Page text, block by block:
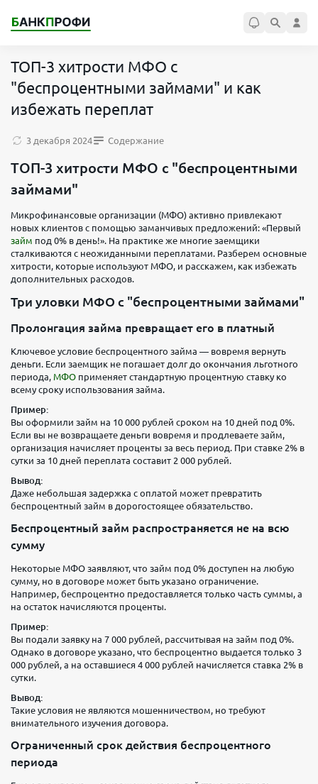
ТОП-3 хитрости МФО с
"беспроцентными займами" и как
избежать переплат
3 декабря 2024 Содержание
ТОП-3 хитрости МФО с "беспроцентными
займами"
Микрофинансовые организации (МФО) активно привлекают
новых клиентов с помощью заманчивых предложений: «Первый
займ под 0% в день!». На практике же многие заемщики
сталкиваются с неожиданными переплатами. Разберем основные
хитрости, которые используют МФО, и расскажем, как избежать
дополнительных расходов.
Три уловки МФО с "беспроцентными займами"
Пролонгация займа превращает его в платный
Ключевое условие беспроцентного займа — вовремя вернуть
деньги. Если заемщик не погашает долг до окончания льготного
периода, МФО применяет стандартную процентную ставку ко
всему сроку использования займа.
Пример:
Вы оформили займ на 10 000 рублей сроком на 10 дней под 0%.
Если вы не возвращаете деньги вовремя и продлеваете займ,
организация начисляет проценты за весь период. При ставке 2% в
сутки за 10 дней переплата составит 2 000 рублей.
Вывод:
Даже небольшая задержка с оплатой может превратить
беспроцентный займ в дорогостоящее обязательство.
Беспроцентный займ распространяется не на всю
сумму
Некоторые МФО заявляют, что займ под 0% доступен на любую
сумму, но в договоре может быть указано ограничение.
Например, беспроцентно предоставляется только часть суммы, а
на остаток начисляются проценты.
Пример:
Вы подали заявку на 7 000 рублей, рассчитывая на займ под 0%.
Однако в договоре указано, что беспроцентно выдается только 3
000 рублей, а на оставшиеся 4 000 рублей начисляется ставка 2% в
сутки.
Вывод:
Такие условия не являются мошенничеством, но требуют
внимательного изучения договора.
Ограниченный срок действия беспроцентного
периода